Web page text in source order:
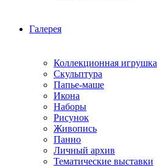
Галерея
Коллекционная игрушка
Скульптура
Папье-маше
Икона
Наборы
Рисунок
Живопись
Панно
Личный архив
Тематические выставки